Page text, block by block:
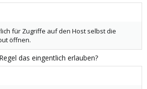
für Zugriffe auf den Host selbst die
öffnen.
das eingentlich erlauben?